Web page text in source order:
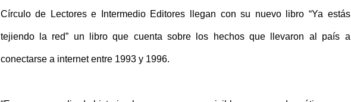
Círculo de Lectores e Intermedio Editores llegan con su nuevo libro “Ya estás
tejiendo la red” un libro que cuenta sobre los hechos que llevaron al país a
conectarse a internet entre 1993 y 1996.